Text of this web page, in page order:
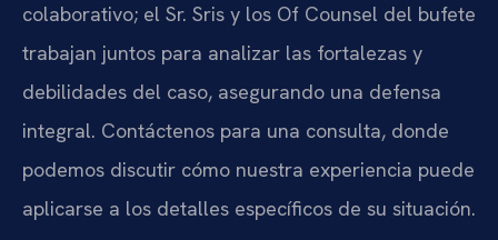
colaborativo; el Sr. Sris y los Of Counsel del bufete
trabajan juntos para analizar las fortalezas y
debilidades del caso, asegurando una defensa
integral. Contáctenos para una consulta, donde
podemos discutir cómo nuestra experiencia puede
aplicarse a los detalles específicos de su situación.